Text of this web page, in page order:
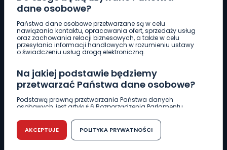
dane osobowe?
Państwa dane osobowe przetwarzane są w celu
nawiązania kontaktu, opracowania ofert, sprzedaży usług
oraz zachowania relacji biznesowych, a także w celu
przesyłania informacji handlowych w rozumieniu ustawy
o świadczeniu usług drogą elektroniczną.
Na jakiej podstawie będziemy
przetwarzać Państwa dane osobowe?
Podstawą prawną przetwarzania Państwa danych
osobowych, jest artykuł 6 Rozporządzenia Parlamentu
r. w sprawie ochrony osób fizycznych w związku z
przetwarzaniem danych osobowych w sprawie
swobodnego przepływu takich danych oraz uchylenia
dyrektywy 95/46/WE (RODO).
AKCEPTUJE POLITYKA PRYWATNOŚCI
REDAKCJA
62 735 22 22redakcja@wlkp24.info
DZIAŁ REKLAMY
62 735 01 85 reklama@wlkp24.info
WIADOMOŚCI
CIEKAWOSTKI